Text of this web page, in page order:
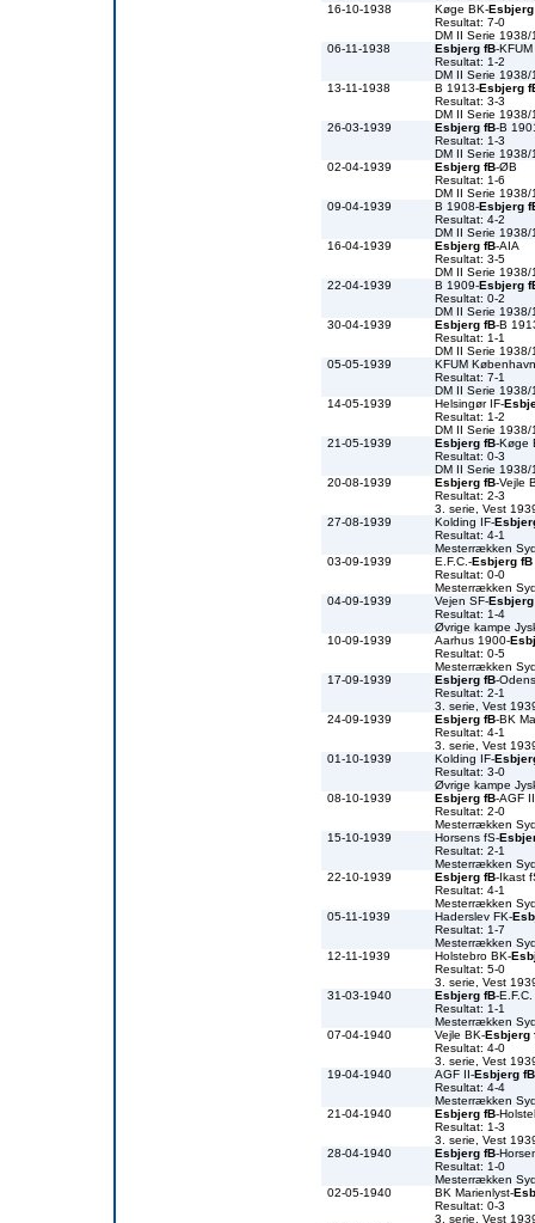
16-10-1938
Køge BK-
Resultat: 7-0
DM II Serie 1938/
06-11-1938
Esbjerg fB-
Resultat: 1-2
DM II Serie 1938/
13-11-1938
B 1913-Esbjerg
Resultat: 3-3
DM II Serie 1938/
26-03-1939
Esbjerg fB-B
Resultat: 1-3
DM II Serie 1938/
02-04-1939
Esbjerg fB-ØB
Resultat: 1-6
DM II Serie 1938/
09-04-1939
B 1908-Esbjerg
Resultat: 4-2
DM II Serie 1938/
16-04-1939
Esbjerg fB-AIA
Resultat: 3-5
DM II Serie 1938/
22-04-1939
B 1909-Esbjerg
Resultat: 0-2
DM II Serie 1938/
30-04-1939
Esbjerg fB-B
Resultat: 1-1
DM II Serie 1938/
05-05-1939
KFUM
Resultat: 7-1
DM II Serie 1938/
14-05-1939
Helsingør IF-
Resultat: 1-2
DM II Serie 1938/
21-05-1939
Esbjerg fB-Køge
Resultat: 0-3
DM II Serie 1938/
20-08-1939
Esbjerg fB-Vejle
Resultat: 2-3
3. serie, Vest
27-08-1939
Kolding IF-
Resultat: 4-1
Mesterrækken
03-09-1939
E.F.C.-Esbjerg fB
Resultat: 0-0
Mesterrækken
04-09-1939
Vejen SF-
Resultat: 1-4
Øvrige kampe
10-09-1939
Aarhus 1900-
Resultat: 0-5
Mesterrækken
17-09-1939
Esbjerg fB-
Resultat: 2-1
3. serie, Vest
24-09-1939
Esbjerg fB-BK
Resultat: 4-1
3. serie, Vest
01-10-1939
Kolding IF-
Resultat: 3-0
Øvrige kampe
08-10-1939
Esbjerg fB-AGF II
Resultat: 2-0
Mesterrækken
15-10-1939
Horsens fS-
Resultat: 2-1
Mesterrækken
22-10-1939
Esbjerg fB-Ikast
Resultat: 4-1
Mesterrækken
05-11-1939
Haderslev FK-
Resultat: 1-7
Mesterrækken
12-11-1939
Holstebro BK-
Resultat: 5-0
3. serie, Vest
31-03-1940
Esbjerg fB-E.F.C.
Resultat: 1-1
Mesterrækken
07-04-1940
Vejle BK-Esbjerg
Resultat: 4-0
3. serie, Vest
19-04-1940
AGF II-Esbjerg fB
Resultat: 4-4
Mesterrækken
21-04-1940
Esbjerg fB-
Resultat: 1-3
3. serie, Vest
28-04-1940
Esbjerg fB-
Resultat: 1-0
Mesterrækken
02-05-1940
BK Marienlyst-
Resultat: 0-3
3. serie, Vest